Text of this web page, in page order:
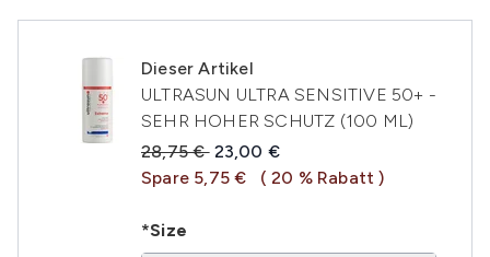
Dieser Artikel
ULTRASUN ULTRA SENSITIVE 50+ -
SEHR HOHER SCHUTZ (100 ML)
Unverbindliche Preisempfehlung:
28,75 € Aktueller Preis:
23,00 €
Spare 5,75 €
( 20 % Rabatt )
*Size